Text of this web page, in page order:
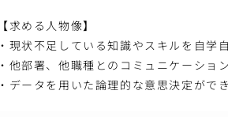
【求める人物像】
・現状不足している知識やスキルを自学
・他部署、他職種とのコミュニケーショ
・データを用いた論理的な意思決定がで